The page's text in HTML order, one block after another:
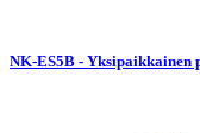
NK-ES5B - Yksipaikkainen